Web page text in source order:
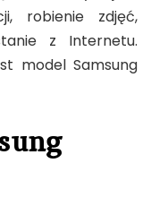
robienie zdjęć,
z Internetu.
model Samsung